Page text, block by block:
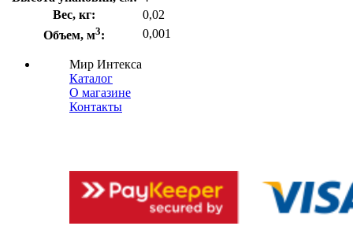
Вес, кг:
0,02
Объем, м3: 0,001
Мир Интекса
Каталог
О магазине
Контакты